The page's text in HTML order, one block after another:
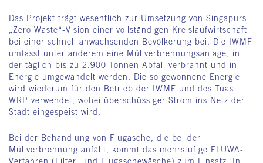
Das Projekt trägt wesentlich zur Umsetzung von Singapurs
„Zero Waste“-Vision einer vollständigen Kreislaufwirtschaft
bei einer schnell anwachsenden Bevölkerung bei. Die IWMF
umfasst unter anderem eine Müllverbrennungsanlage, in
der täglich bis zu 2.900 Tonnen Abfall verbrannt und in
Energie umgewandelt werden. Die so gewonnene Energie
wird wiederum für den Betrieb der IWMF und des Tuas
WRP verwendet, wobei überschüssiger Strom ins Netz der
Stadt eingespeist wird.
Bei der Behandlung von Flugasche, die bei der
Müllverbrennung anfällt, kommt das mehrstufige FLUWA-